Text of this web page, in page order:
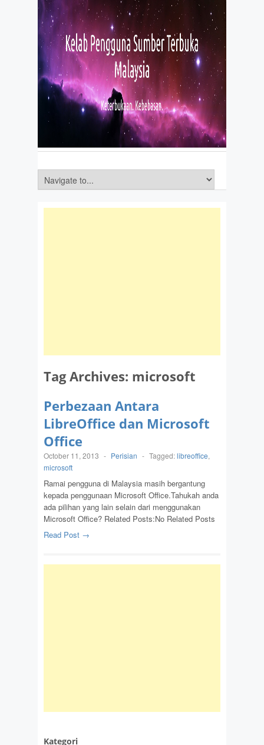
Tag Archives: microsoft
Perbezaan Antara
LibreOffice dan Microsoft
Office
October 11, 2013 - Perisian - Tagged:libreoffice,
microsoft
Ramai pengguna di Malaysia masih bergantung
kepada penggunaan Microsoft Office.Tahukah anda
ada pilihan yang lain selain dari menggunakan
Microsoft Office? Related Posts:No Related Posts
Read Post →
Kategori